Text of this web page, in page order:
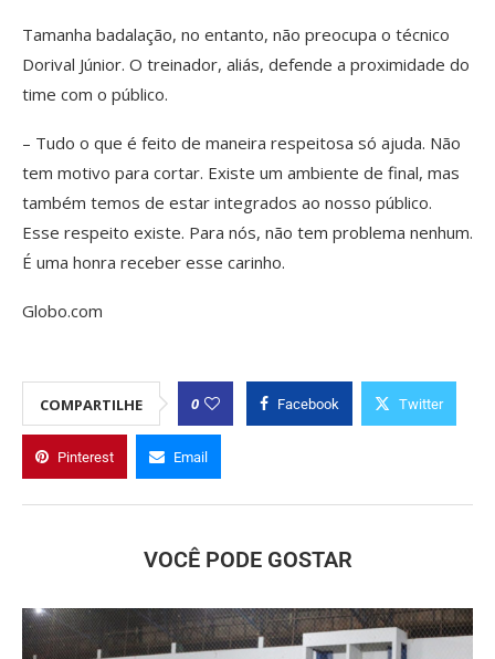
Tamanha badalação, no entanto, não preocupa o técnico
Dorival Júnior. O treinador, aliás, defende a proximidade do
time com o público.
– Tudo o que é feito de maneira respeitosa só ajuda. Não
tem motivo para cortar. Existe um ambiente de final, mas
também temos de estar integrados ao nosso público.
Esse respeito existe. Para nós, não tem problema nenhum.
É uma honra receber esse carinho.
Globo.com
COMPARTILHE 0 Facebook Twitter
Pinterest Email
VOCÊ PODE GOSTAR